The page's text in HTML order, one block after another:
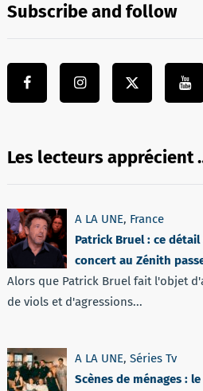
Subscribe and follow
Les lecteurs apprécient
A LA UNE, France
Patrick Bruel : ce détail
concert au Zénith
Alors que Patrick Bruel fait l'objet
de viols et d'agressions...
A LA UNE, Séries Tv
Scènes de ménages :